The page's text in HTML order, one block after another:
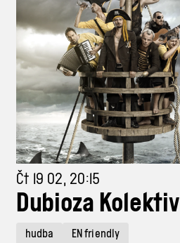
Čt 19 02, 20:15
Dubioza Kolektiv
hudba EN friendly